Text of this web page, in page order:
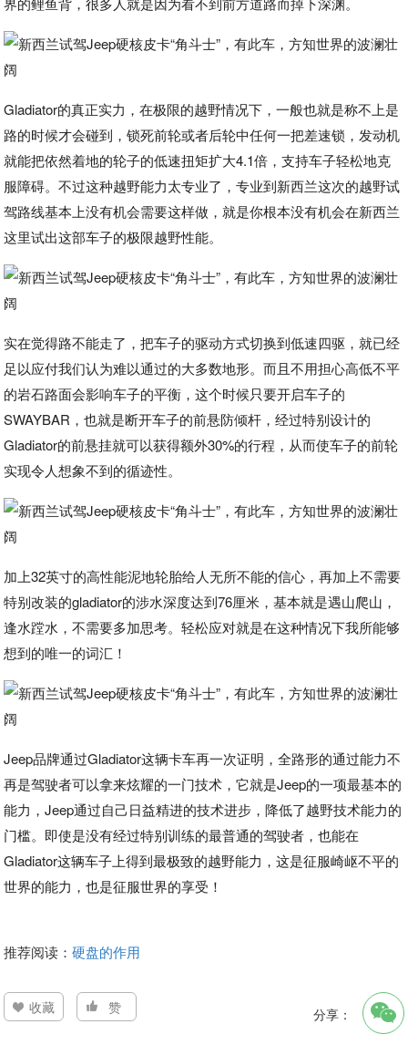
Gladiator的真正实力，在极限的越野情况下，一般也就是称不上是
路的时候才会碰到，锁死前轮或者后轮中任何一把差速锁，发动机
就能把依然着地的轮子的低速扭矩扩大4.1倍，支持车子轻松地克
服障碍。不过这种越野能力太专业了，专业到新西兰这次的越野试
驾路线基本上没有机会需要这样做，就是你根本没有机会在新西兰
这里试出这部车子的极限越野性能。
实在觉得路不能走了，把车子的驱动方式切换到低速四驱，就已经
足以应付我们认为难以通过的大多数地形。而且不用担心高低不平
的岩石路面会影响车子的平衡，这个时候只要开启车子的
SWAYBAR，也就是断开车子的前悬防倾杆，经过特别设计的
Gladiator的前悬挂就可以获得额外30%的行程，从而使车子的前轮
实现令人想象不到的循迹性。
加上32英寸的高性能泥地轮胎给人无所不能的信心，再加上不需要
特别改装的gladiator的涉水深度达到76厘米，基本就是遇山爬山，
逢水蹚水，不需要多加思考。轻松应对就是在这种情况下我所能够
想到的唯一的词汇！
Jeep品牌通过Gladiator这辆卡车再一次证明，全路形的通过能力不
再是驾驶者可以拿来炫耀的一门技术，它就是Jeep的一项最基本的
能力，Jeep通过自己日益精进的技术进步，降低了越野技术能力的
门槛。即使是没有经过特别训练的最普通的驾驶者，也能在
Gladiator这辆车子上得到最极致的越野能力，这是征服崎岖不平的
世界的能力，也是征服世界的享受！
推荐阅读：硬盘的作用
收藏 赞 分享：